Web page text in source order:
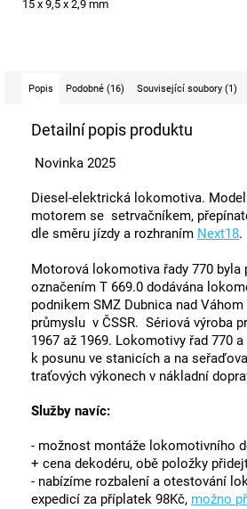
15 x 9,5 x 2,9 mm
Popis Podobné (16) Související soubory (1)
Detailní popis produktu
Novinka 2025
Diesel-elektrická lokomotiva. Model
motorem se setrvačníkem,
dle směru jízdy a rozhraním Next18.
Motorová lokomotiva řady 770 byla
označením T 669.0 dodávána
podnikem SMZ Dubnica nad
průmyslu v ČSSR. Sériová výroba
1967 až 1969. Lokomotivy řad 770
k posunu ve stanicích a na
traťových výkonech v nákladní
Služby navíc:
- možnost montáže lokomotivního
+ cena dekodéru, obě položky
- nabízíme rozbalení a otestování
expedicí za příplatek 98Kč, možno